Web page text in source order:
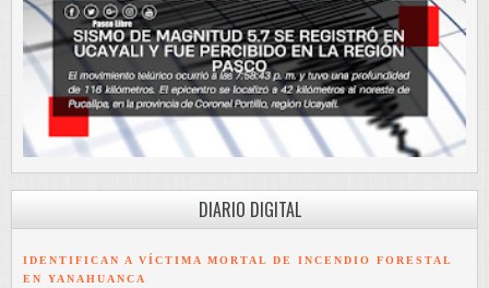
DIARIO DIGITAL
IDENTIFICAN A VÍCTIMA MORTAL DE INCENDIO FORESTAL
EN YANAHUANCA